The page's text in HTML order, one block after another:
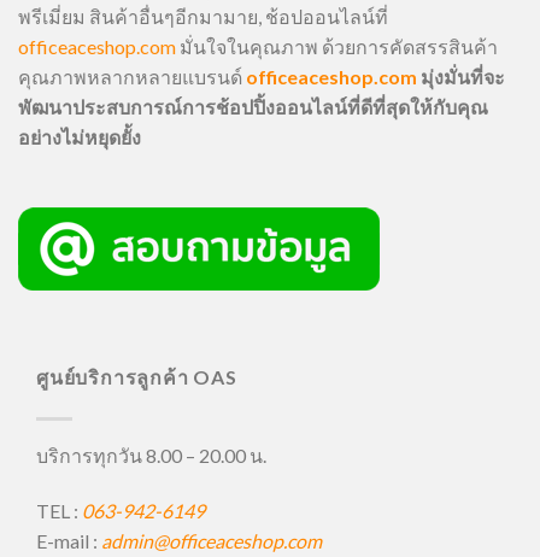
พรีเมี่ยม สินค้าอื่นๆอีกมามาย, ช้อปออนไลน์ที่
officeaceshop.com มั่นใจในคุณภาพ ด้วยการคัดสรรสินค้า
คุณภาพหลากหลายแบรนด์ officeaceshop.com มุ่งมั่นที่จะ
พัฒนาประสบการณ์การช้อปปิ้งออนไลน์ที่ดีที่สุดให้กับคุณ
อย่างไม่หยุดยั้ง
ศูนย์บริการลูกค้า OAS
บริการทุกวัน 8.00 – 20.00 น.
TEL : 063-942-6149
E-mail : admin@officeaceshop.com